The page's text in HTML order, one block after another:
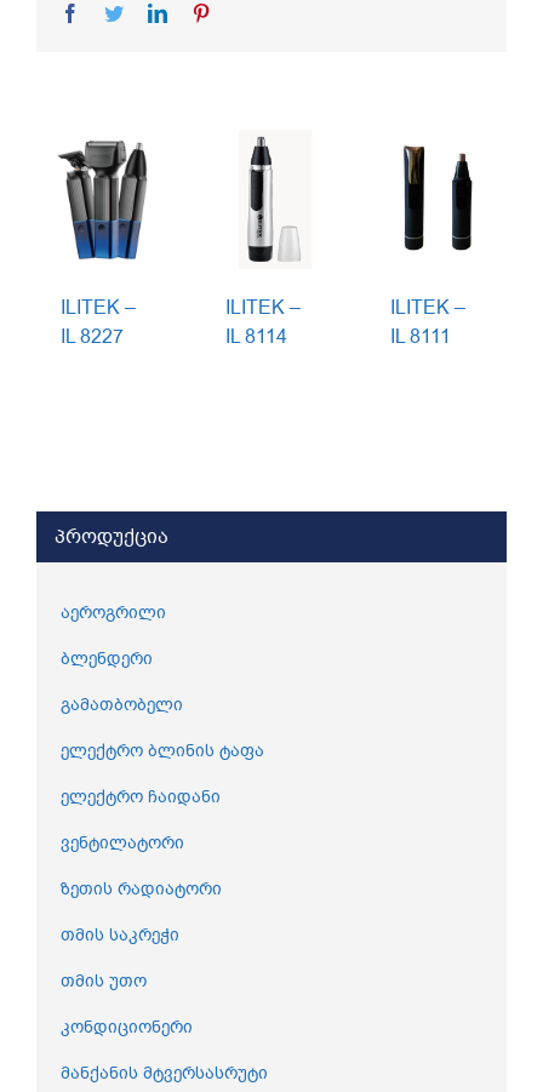
Facebook
TwitterLinkedIn
ILITEK –
IL 8227
ILITEK –
IL 8114
ILITEK –
IL 8111
პროდუქცია
აეროგრილი
ბლენდერი
გამათბობელი
ელექტრო ბლინის ტაფა
ელექტრო ჩაიდანი
ვენტილატორი
ზეთის რადიატორი
თმის საკრეჭი
თმის უთო
კონდიციონერი
მანქანის მტვერსასრუტი